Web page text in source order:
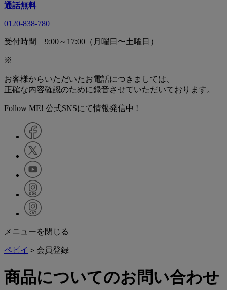
通話無料
0120-838-780
受付時間 9:00～17:00（月曜日〜土曜日）
※
お客様からいただいたお電話につきましては、
正確な内容確認のために録音させていただいております。
Follow ME! 公式SNSにて情報発信中 !
メニューを閉じる
ペピイ ＞会員登録
商品についてのお問い合わせ